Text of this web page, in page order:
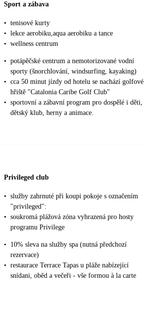
Sport a zábava
• tenisové kurty
• lekce aerobiku,aqua aerobiku a tance
• wellness centrum
• potápěčské centrum a nemotorizované vodní
sporty (šnorchlování, windsurfing, kayaking)
• cca 50 minut jízdy od hotelu se nachází golfové
hřiště "Catalonia Caribe Golf Club"
• sportovní a zábavní program pro dospělé i děti,
dětský klub, herny a animace.
Privileged club
• služby zahrnuté při koupi pokoje s označením
"privileged":
• soukromá plážová zóna vyhrazená pro hosty
programu Privilege
•
10% sleva na služby spa (nutná předchozí
rezervace)
• restaurace Terrace Tapas u pláže nabízející
snídani, oběd a večeři - vše formou à la carte